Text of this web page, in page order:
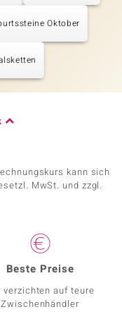
Oktober
kann sich
MwSt. und zzgl.
Beste Preise
verzichten auf teure
Zwischenhändler